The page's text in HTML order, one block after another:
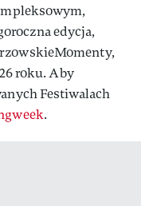
edycja,
roku. Aby
Festiwalach
.